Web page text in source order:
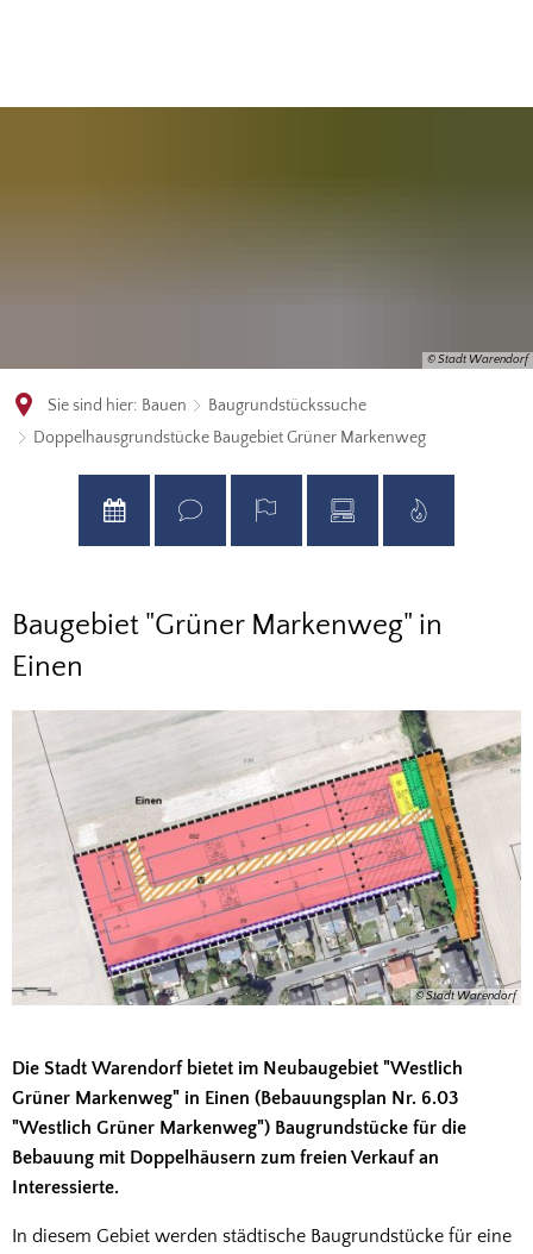
© Stadt Warendorf
Sie sind hier: Bauen
Baugrundstückssuche
Doppelhausgrundstücke Baugebiet Grüner Markenweg
Doppelhausgrundstücke
Baugebiet
Grüner
Markenweg
Baugebiet "Grüner Markenweg" in
Einen
© Stadt Warendorf
Die Stadt Warendorf bietet im Neubaugebiet "Westlich
Grüner Markenweg" in Einen (Bebauungsplan Nr. 6.03
"Westlich Grüner Markenweg") Baugrundstücke für die
Bebauung mit Doppelhäusern zum freien Verkauf an
Interessierte.
In diesem Gebiet werden städtische Baugrundstücke für eine